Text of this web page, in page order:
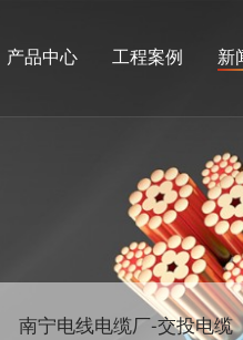
产品中心 工程案例 新
南宁电线电缆厂-交投电缆